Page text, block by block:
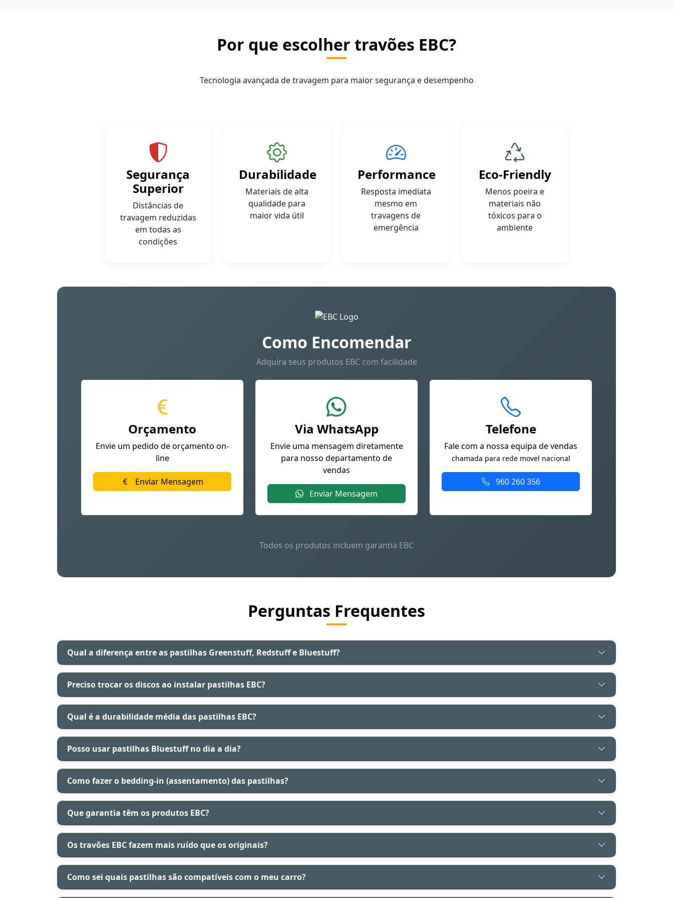
Por que escolher travões EBC?
Tecnologia avançada de travagem para maior segurança e desempenho
Segurança
Superior
Distâncias de
travagem reduzidas
em todas as
condições
Durabilidade
Materiais de alta
qualidade para
maior vida útil
Performance
Resposta imediata
mesmo em
travagens de
emergência
Eco-Friendly
Menos poeira e
materiais não
tóxicos para o
ambiente
Como Encomendar
Adquira seus produtos EBC com facilidade
Orçamento
Envie um pedido de orçamento on-
line
Enviar Mensagem
Via WhatsApp
Envie uma mensagem diretamente
para nosso departamento de
vendas
Enviar Mensagem
Telefone
Fale com a nossa equipa de vendas
chamada para rede movel nacional
960 260 356
Todos os produtos incluem garantia EBC
Perguntas Frequentes
Qual a diferença entre as pastilhas Greenstuff, Redstuff e Bluestuff?
Preciso trocar os discos ao instalar pastilhas EBC?
Qual é a durabilidade média das pastilhas EBC?
Posso usar pastilhas Bluestuff no dia a dia?
Como fazer o bedding-in (assentamento) das pastilhas?
Que garantia têm os produtos EBC?
Os travões EBC fazem mais ruído que os originais?
Como sei quais pastilhas são compatíveis com o meu carro?